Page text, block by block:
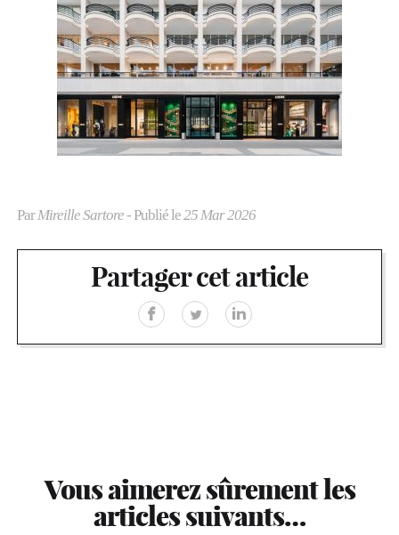
ParMireille Sartore- Publié le25 Mar 2026
Partager cet article
Vous aimerez sûrement les
articles suivants…